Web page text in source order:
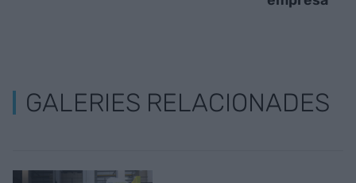
GALERIES RELACIONADES